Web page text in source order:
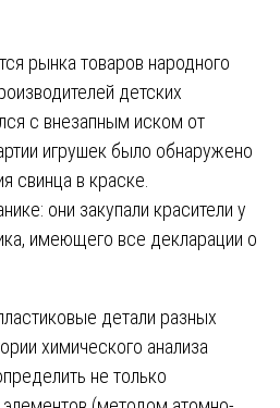
рынка товаров народного
детских
с внезапным иском от
игрушек было обнаружено
свинца в краске.
они закупали красители у
имеющего все декларации о
детали разных
химического анализа
не только